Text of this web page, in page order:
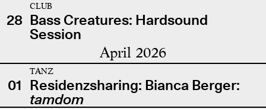
28
CLUB
Bass Creatures: Hardsound
Session
April 2026
01
TANZ
Residenzsharing: Bianca Berger:
tamdom